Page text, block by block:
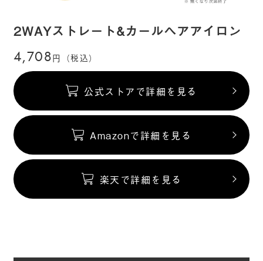
2WAYストレート&カールヘアアイロン
4,708円（税込）
公式ストアで詳細を見る
Amazonで詳細を見る
楽天で詳細を見る